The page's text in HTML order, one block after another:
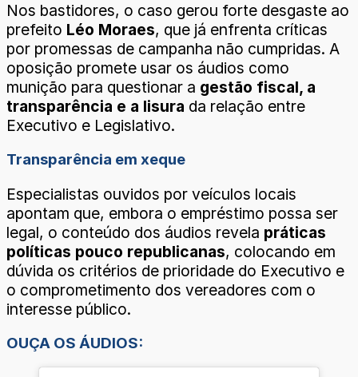
Nos bastidores, o caso gerou forte desgaste ao
prefeito Léo Moraes, que já enfrenta críticas
por promessas de campanha não cumpridas. A
oposição promete usar os áudios como
munição para questionar a gestão fiscal, a
transparência e a lisura da relação entre
Executivo e Legislativo.
Transparência em xeque
Especialistas ouvidos por veículos locais
apontam que, embora o empréstimo possa ser
legal, o conteúdo dos áudios revela práticas
políticas pouco republicanas, colocando em
dúvida os critérios de prioridade do Executivo e
o comprometimento dos vereadores com o
interesse público.
OUÇA OS ÁUDIOS: